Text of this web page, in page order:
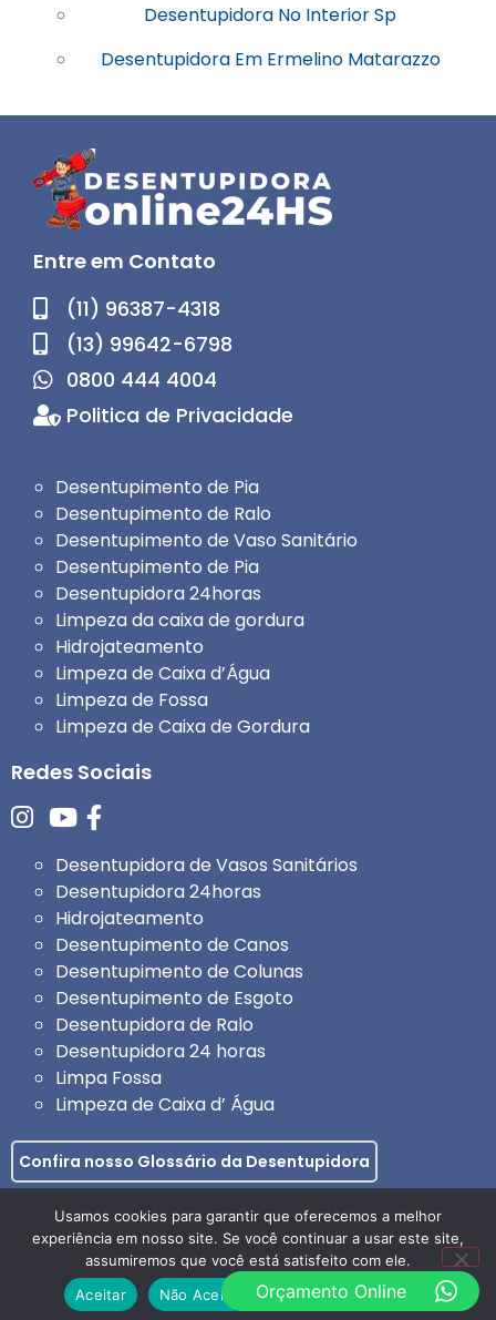
Desentupidora No Interior Sp
Desentupidora Em Ermelino Matarazzo
Entre em Contato
(11) 96387-4318
(13) 99642-6798
0800 444 4004
Politica de Privacidade
Desentupimento de Pia
Desentupimento de Ralo
Desentupimento de Vaso Sanitário
Desentupimento de Pia
Desentupidora 24horas
Limpeza da caixa de gordura
Hidrojateamento
Limpeza de Caixa d’Água
Limpeza de Fossa
Limpeza de Caixa de Gordura
Redes Sociais
Desentupidora de Vasos Sanitários
Desentupidora 24horas
Hidrojateamento
Desentupimento de Canos
Desentupimento de Colunas
Desentupimento de Esgoto
Desentupidora de Ralo
Desentupidora 24 horas
Limpa Fossa
Limpeza de Caixa d’ Água
Confira nosso Glossário da Desentupidora
Todos os direitos reservados: Desentupidora e
Dedetizadora Online | CNPJ: 23.209.440/0001-59
Feito com por:AGENCIAPAZ
Orçamento Online
Usamos cookies para garantir que oferecemos a melhor
experiência em nosso site. Se você continuar a usar este site,
assumiremos que você está satisfeito com ele.
Aceitar
Não Aceito Política de Privacidade